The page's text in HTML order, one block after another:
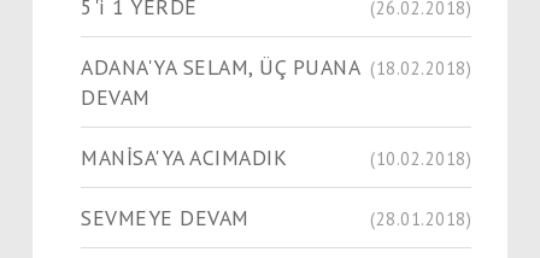
5'i 1 YERDE (26.02.2018)
ADANA'YA SELAM, ÜÇ PUANA
DEVAM
(18.02.2018)
MANİSA'YA ACIMADIK (10.02.2018)
SEVMEYE DEVAM (28.01.2018)